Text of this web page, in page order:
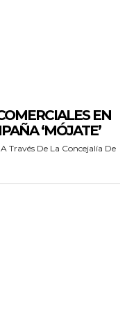
EN
‘MÓJATE’
Través De La Concejalía De